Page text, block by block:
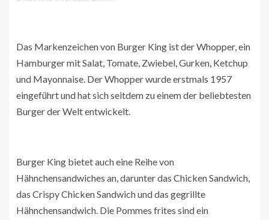
Das Markenzeichen von Burger King ist der Whopper, ein
Hamburger mit Salat, Tomate, Zwiebel, Gurken, Ketchup
und Mayonnaise. Der Whopper wurde erstmals 1957
eingeführt und hat sich seitdem zu einem der beliebtesten
Burger der Welt entwickelt.
Burger King bietet auch eine Reihe von
Hähnchensandwiches an, darunter das Chicken Sandwich,
das Crispy Chicken Sandwich und das gegrillte
Hähnchensandwich. Die Pommes frites sind ein